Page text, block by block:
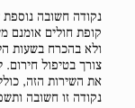
נקודה חשובה נוספת
קופת חולים אומנם
ולא בהכרח בשעות
צורך בטיפול חירום.
את השירות הזה,
נקודה זו חשובה